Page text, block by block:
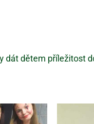
dát dětem příležitost